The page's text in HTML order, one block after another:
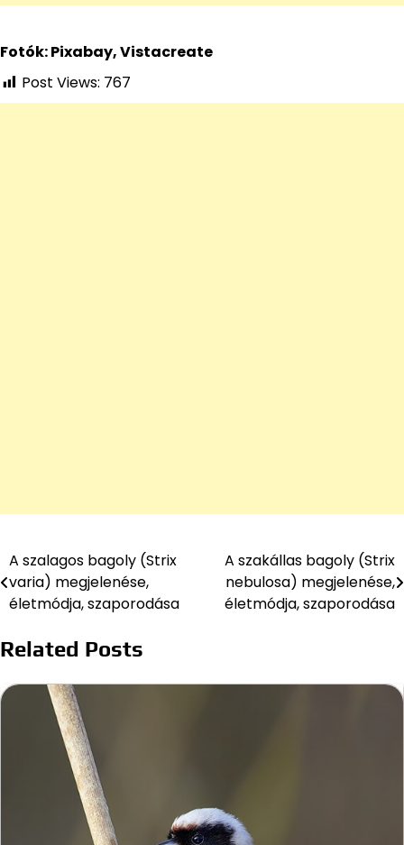
Fotók: Pixabay, Vistacreate
Post Views: 767
Bejegyzés
navigáció
A szalagos bagoly (Strix
varia) megjelenése,
életmódja, szaporodása
A szakállas bagoly (Strix
nebulosa) megjelenése,
életmódja, szaporodása
Related Posts